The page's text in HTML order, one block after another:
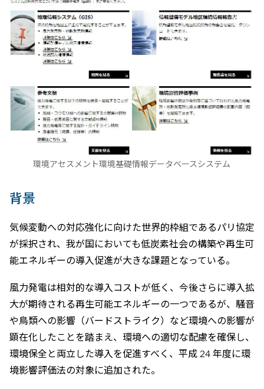
環境アセスメント環境基礎情報データベースシステム
背景
気候変動への対応強化に向けた世界的枠組であるパリ協定
が採択され、我が国においても低炭素社会の構築や再生可
能エネルギーの導入促進が大きな課題となっている。
風力発電は相対的な導入コストが低く、今後さらに導入拡
大が期待される再生可能エネルギーの一つであるが、騒音
や鳥類への影響（バードストライク）など環境への影響が
顕在化したことを踏まえ、環境への適切な配慮を確保し、
環境保全と両立した導入を促進すべく、平成 24 年度に環
境影響評価法の対象に追加された。